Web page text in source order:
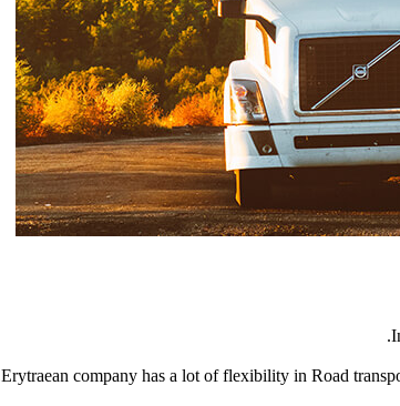
Erytraean company has a lot of flexibility in Road